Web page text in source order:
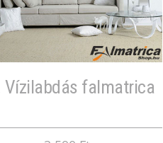
Vízilabdás falmatrica